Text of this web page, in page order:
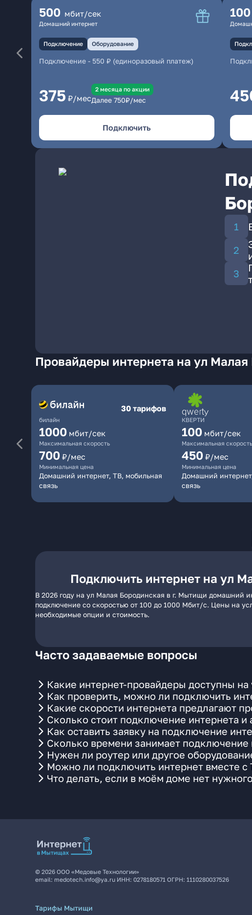
500 мбит/сек
Домашний интернет
Подключение Оборудование
Подключение - 550 ₽ (единоразовый платеж)
375 ₽/мес
2 месяцa по акции
Далее 750₽/мес
Подключить
100
Провайдеры интернета на ул
билайн
30 тарифов
1000 мбит/сек
Максимальная скорость
700 ₽/мес
Минимальная цена
Домашний интернет, ТВ, мобильная
связь
КВЕРТИ
100 мбит/сек
Максимальная скорость
450 ₽/мес
Минимальная цена
Домашний
связь
Подключить интернет на ул
В 2026 году на ул Малая Бородинская в г. Мытищи домашний
подключение со скоростью от 100 до 1000 Мбит/с. Цены на
необходимые опции и стоимость.
Часто задаваемые вопросы
Какие интернет-провайдеры доступны
Как проверить, можно ли подключить
Какие скорости интернета предлагают
Сколько стоит подключение интернета и
Как оставить заявку на подключение
Сколько времени занимает подключение
Нужен ли роутер или другое
Можно ли подключить интернет вместе
Что делать, если в моём доме нет
© 2026 ООО «Медовые Технологии»
email: medotech.info@ya.ru ИНН: 0278180571 ОГРН: 1110280037526
Тарифы Мытищи